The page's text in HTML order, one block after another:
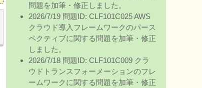
問題を加筆・修正しました。
2026/7/19 問題ID: CLF101C025 AWS
クラウド導入フレームワークのパース
ペクティブに関する問題を加筆・修正
しました。
2026/7/18 問題ID: CLF101C009 クラ
ウドトランスフォーメーションのフレ
ームワークに関する問題を加筆・修正